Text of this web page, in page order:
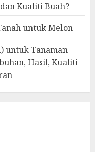
Kualiti Buah?
untuk Melon
untuk Tanaman
Hasil, Kualiti